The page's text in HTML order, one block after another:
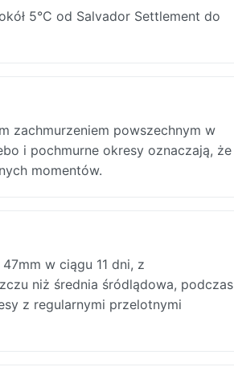
5°C od Salvador Settlement do
zachmurzeniem powszechnym w
i pochmurne okresy oznaczają, że
momentów.
w ciągu 11 dni, z
niż średnia śródlądowa, podczas
z regularnymi przelotnymi